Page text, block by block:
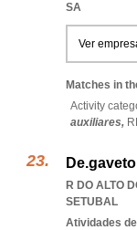
SA
Ver
Matches in
Activity
auxiliares,
R DO ALTO
SETUBAL
Atividades